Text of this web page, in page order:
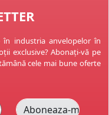
industria anvelopelor în
exclusive? Abonați-vă pe
cele mai bune oferte